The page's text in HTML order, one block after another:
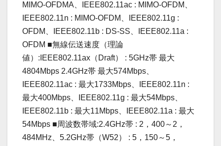
MIMO-OFDMA、IEEE802.11ac : MIMO-OFDM、
IEEE802.11n : MIMO-OFDM、IEEE802.11g :
OFDM、IEEE802.11b : DS-SS、IEEE802.11a :
OFDM ■無線伝送速度（理論
値）:IEEE802.11ax（Draft） : 5GHz帯 最大
4804Mbps 2.4GHz帯 最大574Mbps、
IEEE802.11ac : 最大1733Mbps、IEEE802.11n :
最大400Mbps、IEEE802.11g : 最大54Mbps、
IEEE802.11b : 最大11Mbps、IEEE802.11a : 最大
54Mbps ■周波数帯域:2.4GHz帯 : 2，400～2，
484MHz、5.2GHz帯（W52） : 5，150～5，